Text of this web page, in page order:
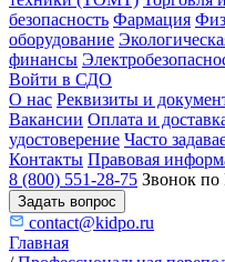
безопасность Фармация
оборудование
финансы
Войти в СДО
О нас Реквизиты и
Вакансии Оплата и
удостоверение Часто
Контакты Правовая
8 (800) 551-28-75 Звонок по
Задать вопрос
contact@kidpo.ru
Главная